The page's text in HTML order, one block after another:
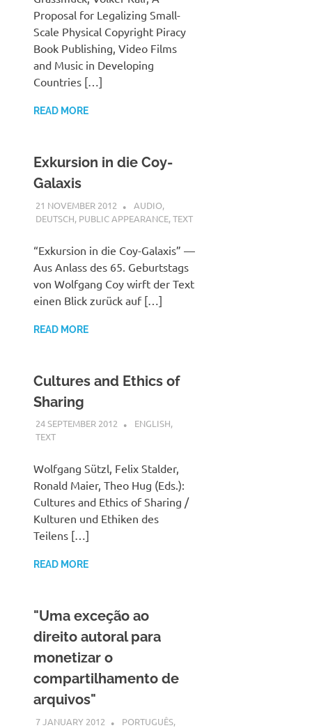
Proposal for Legalizing Small-
Scale Physical Copyright Piracy
Book Publishing, Video Films
and Music in Developing
Countries […]
READ MORE
Exkursion in die Coy-
Galaxis
21 NOVEMBER 2012 VGRASS
AUDIO,
DEUTSCH, PUBLIC APPEARANCE,TEXT
“Exkursion in die Coy-Galaxis” —
Aus Anlass des 65. Geburtstags
von Wolfgang Coy wirft der Text
einen Blick zurück auf […]
READ MORE
Cultures and Ethics of
Sharing
24 SEPTEMBER 2012 VGRASS
ENGLISH,
TEXT
Wolfgang Sützl, Felix Stalder,
Ronald Maier, Theo Hug (Eds.):
Cultures and Ethics of Sharing /
Kulturen und Ethiken des
Teilens […]
READ MORE
"Uma exceção ao
direito autoral para
monetizar o
compartilhamento de
arquivos"
7 JANUARY 2012 VGRASS
PORTUGUÊS,